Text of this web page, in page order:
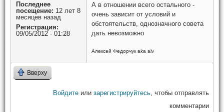
Последнее
посещение: 12 лет 8
месяцев назад
Регистрация:
09/05/2012 - 01:28
А в отношении всего остального -
очень зависит от условий и
обстоятельств, однозначного совета
дать невозможно
Алексей Федорчук aka alv
Вверху
Войдите или зарегистрируйтесь , чтобы отправлять
комментарии